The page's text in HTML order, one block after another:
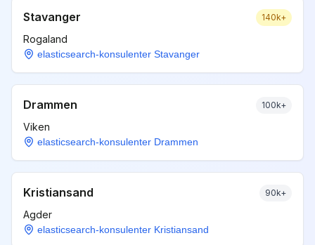
Stavanger 140k+
Rogaland
elasticsearch-konsulenter Stavanger
Drammen 100k+
Viken
elasticsearch-konsulenter Drammen
Kristiansand 90k+
Agder
elasticsearch-konsulenter Kristiansand